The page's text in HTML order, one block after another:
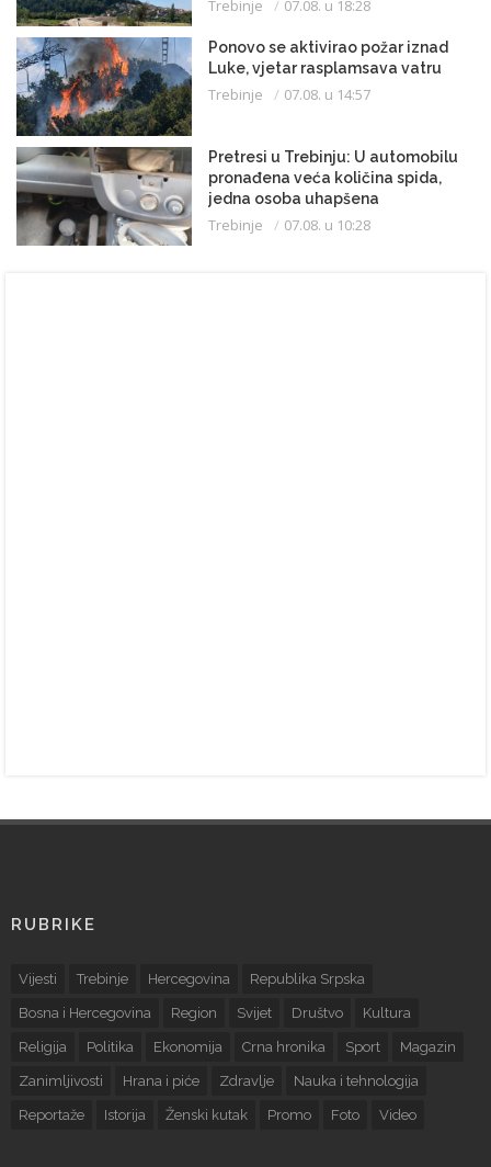
Trebinje 07.08. u 18:28
Ponovo se aktivirao požar iznad
Luke, vjetar rasplamsava vatru
Trebinje 07.08. u 14:57
Pretresi u Trebinju: U automobilu
pronađena veća količina spida,
jedna osoba uhapšena
Trebinje 07.08. u 10:28
RUBRIKE
Vijesti Trebinje Hercegovina Republika Srpska
Bosna i Hercegovina Region Svijet Društvo Kultura
Religija Politika Ekonomija Crna hronika Sport Magazin
Zanimljivosti Hrana i piće Zdravlje Nauka i tehnologija
Reportaže Istorija Ženski kutak Promo Foto Video